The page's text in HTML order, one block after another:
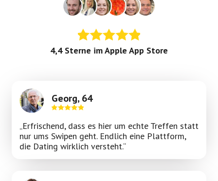
4,4 Sterne im Apple App Store
Georg, 64
„Erfrischend, dass es hier um echte Treffen statt
nur ums Swipen geht. Endlich eine Plattform,
die Dating wirklich versteht.“